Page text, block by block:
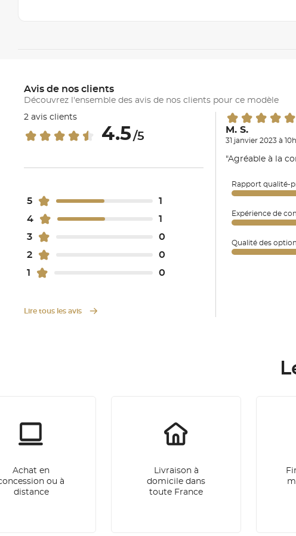
Avis de nos clients
Découvrez l'ensemble des avis de nos clients pour ce modèle
2 avis clients
4.5/5
5
1
4
1
3
0
2
0
1
0
Lire tous les avis
M. S.
31 janvier 2023 à 10h
"Agréable à la
Rapport qualité-
Expérience de
Qualité des
Achat en
ou à
distance
Livraison à
domicile dans
toute France